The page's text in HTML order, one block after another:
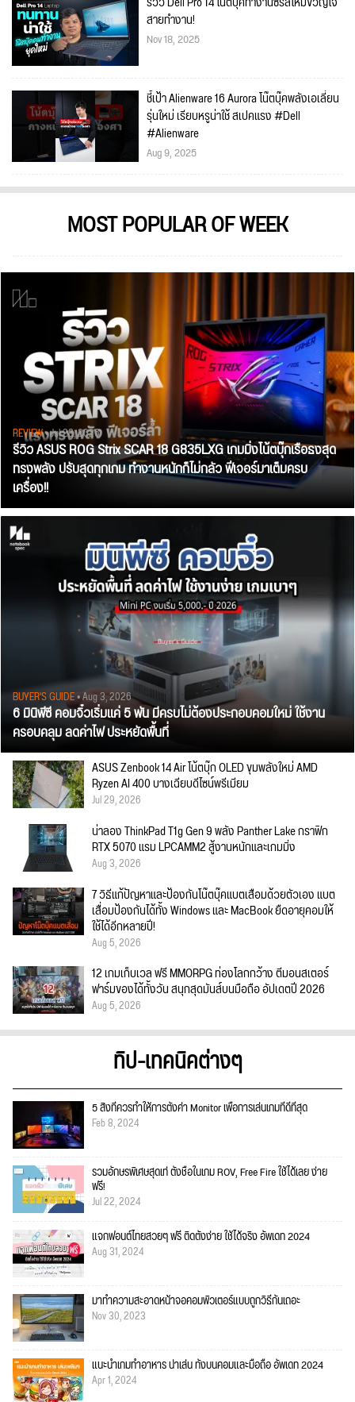
สายทำงาน!
Nov 18, 2025
ชี้เป้า Alienware 16 Aurora โน๊ตบุ๊คพลังเอเลี่ยน
รุ่นใหม่ เรียบหรูน่าใช้ สเปคแรง #Dell
#Alienware
Aug 9, 2025
MOST POPULAR OF WEEK
REVIEW• Jul 28, 2026
รีวิว ASUS ROG Strix SCAR 18 G835LXG เกมมิ่งโน้ตบุ๊กเรือธงสุด
ทรงพลัง ปรับสุดทุกเกม ทำงานหนักก็ไม่กลัว ฟีเจอร์มาเต็มครบ
เครื่อง!!
BUYER'S GUIDE• Aug 3, 2026
6 มินิพีซี คอมจิ๋วเริ่มแค่ 5 พัน มีครบไม่ต้องประกอบคอมใหม่ ใช้งาน
ครอบคลุม ลดค่าไฟ ประหยัดพื้นที่
ASUS Zenbook 14 Air โน้ตบุ๊ก OLED ขุมพลังใหม่ AMD
Ryzen AI 400 บางเฉียบดีไซน์พรีเมียม
Jul 29, 2026
น่าลอง ThinkPad T1g Gen 9 พลัง Panther Lake กราฟิก
RTX 5070 แรม LPCAMM2 สู้งานหนักและเกมมิ่ง
Aug 3, 2026
7 วิธีแก้ปัญหาและป้องกันโน๊ตบุ๊คแบตเสื่อมด้วยตัวเอง แบต
เสื่อมป้องกันได้ทั้ง Windows และ MacBook ยืดอายุคอมให้
ใช้ได้อีกหลายปี!
Aug 5, 2026
12 เกมเก็บเวล ฟรี MMORPG ท่องโลกกว้าง ตีมอนสเตอร์
ฟาร์มของได้ทั้งวัน สนุกสุดมันส์บนมือถือ อัปเดตปี 2026
Aug 5, 2026
ทิป-เทคนิคต่างๆ
5 สิ่งที่ควรทำให้การตั้งค่า Monitor เพื่อการเล่นเกมที่ดีที่สุด
Feb 8, 2024
รวมอักษรพิเศษสุดเท่ ตั้งชื่อในเกม ROV, Free Fire ใช้ได้เลย ง่าย
ฟรี!
Jul 22, 2024
แจกฟอนต์ไทยสวยๆ ฟรี ติดตั้งง่าย ใช้ได้จริง อัพเดท 2024
Aug 31, 2024
มาทำความสะอาดหน้าจอคอมพิวเตอร์แบบถูกวิธีกันเถอะ
Nov 30, 2023
แนะนำเกมทำอาหาร น่าเล่น ทั้งบนคอมและมือถือ อัพเดท 2024
Apr 1, 2024